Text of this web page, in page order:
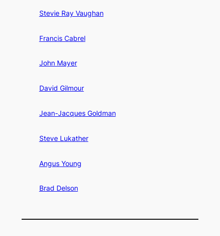
Stevie Ray Vaughan
Francis Cabrel
John Mayer
David Gilmour
Jean-Jacques Goldman
Steve Lukather
Angus Young
Brad Delson